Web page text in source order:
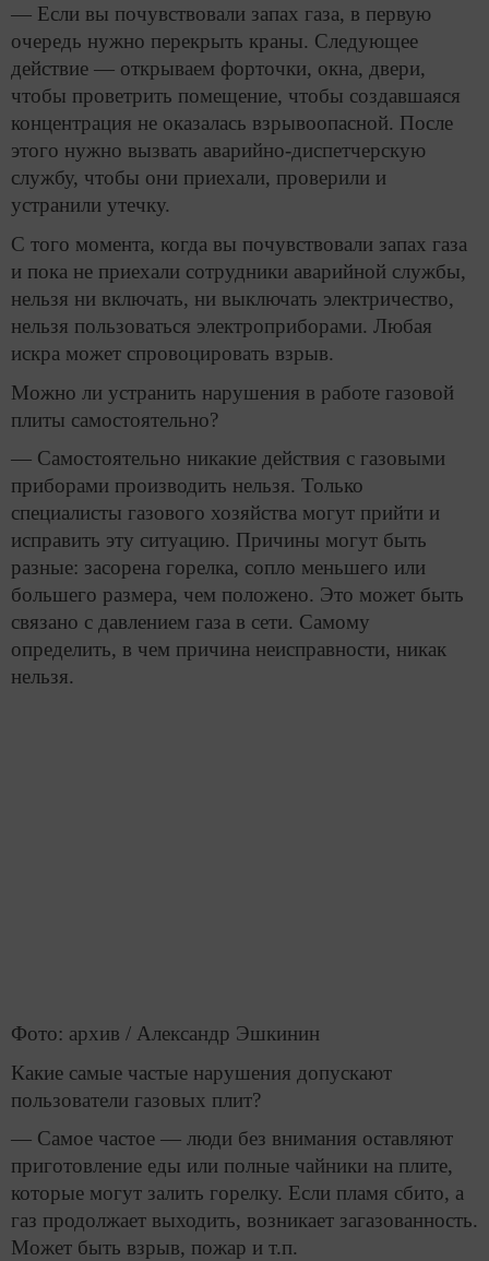
— Если вы почувствовали запах газа, в первую
очередь нужно перекрыть краны. Следующее
действие — открываем форточки, окна, двери,
чтобы проветрить помещение, чтобы создавшаяся
концентрация не оказалась взрывоопасной. После
этого нужно вызвать аварийно-диспетчерскую
службу, чтобы они приехали, проверили и
устранили утечку.
С того момента, когда вы почувствовали запах газа
и пока не приехали сотрудники аварийной службы,
нельзя ни включать, ни выключать электричество,
нельзя пользоваться электроприборами. Любая
искра может спровоцировать взрыв.
Можно ли устранить нарушения в работе газовой
плиты самостоятельно?
— Самостоятельно никакие действия с газовыми
приборами производить нельзя. Только
специалисты газового хозяйства могут прийти и
исправить эту ситуацию. Причины могут быть
разные: засорена горелка, сопло меньшего или
большего размера, чем положено. Это может быть
связано с давлением газа в сети. Самому
определить, в чем причина неисправности, никак
нельзя.
Фото: архив / Александр Эшкинин
Какие самые частые нарушения допускают
пользователи газовых плит?
— Самое частое — люди без внимания оставляют
приготовление еды или полные чайники на плите,
которые могут залить горелку. Если пламя сбито, а
газ продолжает выходить, возникает загазованность.
Может быть взрыв, пожар и т.п.